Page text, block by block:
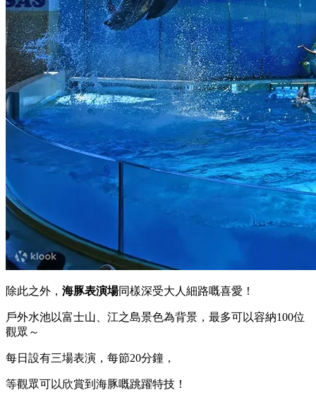
仲有機會觀賞到飼養員同魚兒嘅親密互動表演～